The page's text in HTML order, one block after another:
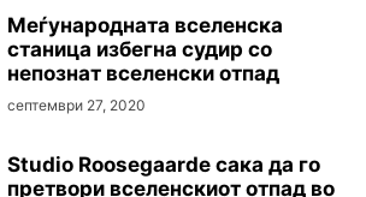
Меѓународната вселенска
станица избегна судир со
непознат вселенски отпад
септември 27, 2020
Studio Roosegaarde сака да го
претвори вселенскиот отпад во